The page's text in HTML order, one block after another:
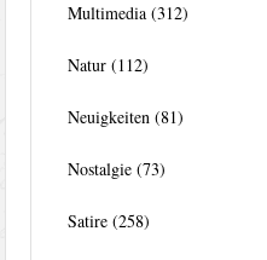
Multimedia (312)
Natur (112)
Neuigkeiten (81)
Nostalgie (73)
Satire (258)